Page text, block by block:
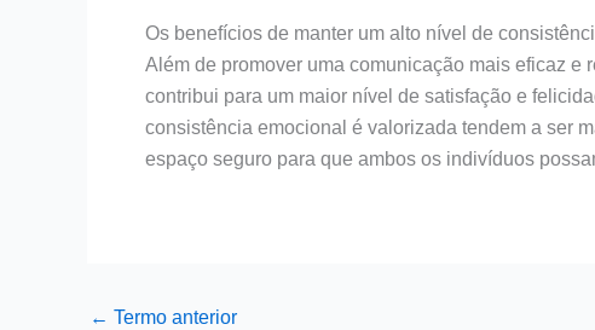
Os benefícios de manter um alto nível de
Além de promover uma comunicação mais eficaz
contribui para um maior nível de satisfação e
consistência emocional é valorizada tendem a ser
espaço seguro para que ambos os indivíduos
← Termo anterior